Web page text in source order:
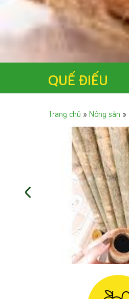
QUẾ ĐIẾU
Trang chủ » Nông sản »